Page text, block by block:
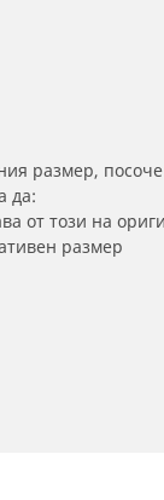
размер,
да:
от този на
размер